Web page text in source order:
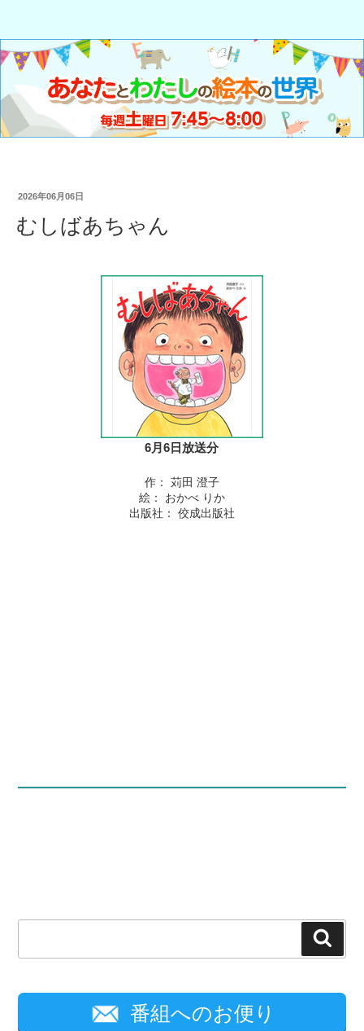
2026年06月06日
むしばあちゃん
6月6日放送分
作： 苅田 澄子
絵： おかべ りか
出版社： 佼成出版社
索
番組へのお便り